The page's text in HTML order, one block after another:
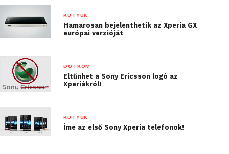
KÜTYÜK
Hamarosan bejelenthetik az Xperia GX
európai verzióját
DOTKOM
Eltűnhet a Sony Ericsson logó az
Xperiákról!
KÜTYÜK
Íme az első Sony Xperia telefonok!